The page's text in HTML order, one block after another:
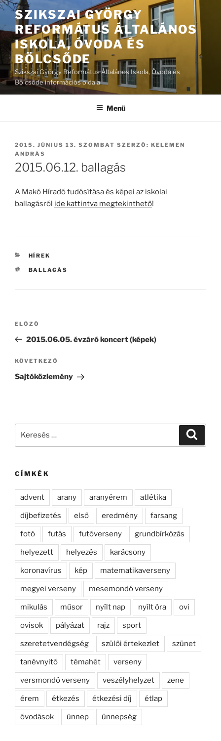
Tartalomhoz
SZIKSZAI GYÖRGY
REFORMÁTUS ÁLTALÁNOS
ISKOLA, ÓVODA ÉS
BÖLCSŐDE
Szikszai György Református Általános Iskola, Óvoda és
Bölcsőde információs oldala
Menü
BEKÜLDVE:
2015. JÚNIUS 13. SZOMBAT SZERZŐ: KELEMEN
ANDRÁS
2015.06.12. ballagás
A Makó Híradó tudósítása és képei az iskolai
ballagásról ide kattintva megtekinthető!
KATEGÓRIÁK
HÍREK
CÍMKÉK
BALLAGÁS
Bejegyzés
Korábbi
bejegyzés
ELŐZŐ
2015.06.05. évzáró koncert (képek)
Következő
bejegyzés
KÖVETKEZŐ
Sajtóközlemény
CÍMKÉK
advent arany aranyérem atlétika
díjbefizetés első eredmény farsang
fotó futás futóverseny grundbírkózás
helyezett helyezés karácsony
koronavírus kép matematikaverseny
megyei verseny mesemondó verseny
mikulás műsor nyílt nap nyílt óra ovi
ovisok pályázat rajz sport
szeretetvendégség szülői értekezlet szünet
tanévnyitó témahét verseny
versmondó verseny veszélyhelyzet zene
érem étkezés étkezési díj étlap
óvodások ünnep ünnepség